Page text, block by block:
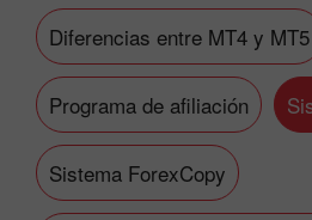
Diferencias entre MT4 y MT5
Programa de afiliación
Sistema ForexCopy